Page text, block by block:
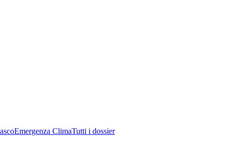
Emergenza ClimaTutti i dossier